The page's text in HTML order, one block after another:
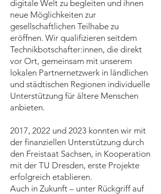
digitale Welt zu begleiten und ihnen
neue Möglichkeiten zur
gesellschaftlichen Teilhabe zu
eröffnen. Wir qualifizieren seitdem
Technikbotschafter:innen, die direkt
vor Ort, gemeinsam mit unserem
lokalen Partnernetzwerk in ländlichen
und städtischen Regionen individuelle
Unterstützung für ältere Menschen
anbieten.
2017, 2022 und 2023 konnten wir mit
der finanziellen Unterstützung durch
den Freistaat Sachsen, in Kooperation
mit der TU Dresden, erste Projekte
erfolgreich etablieren.
Auch in Zukunft – unter Rückgriff auf